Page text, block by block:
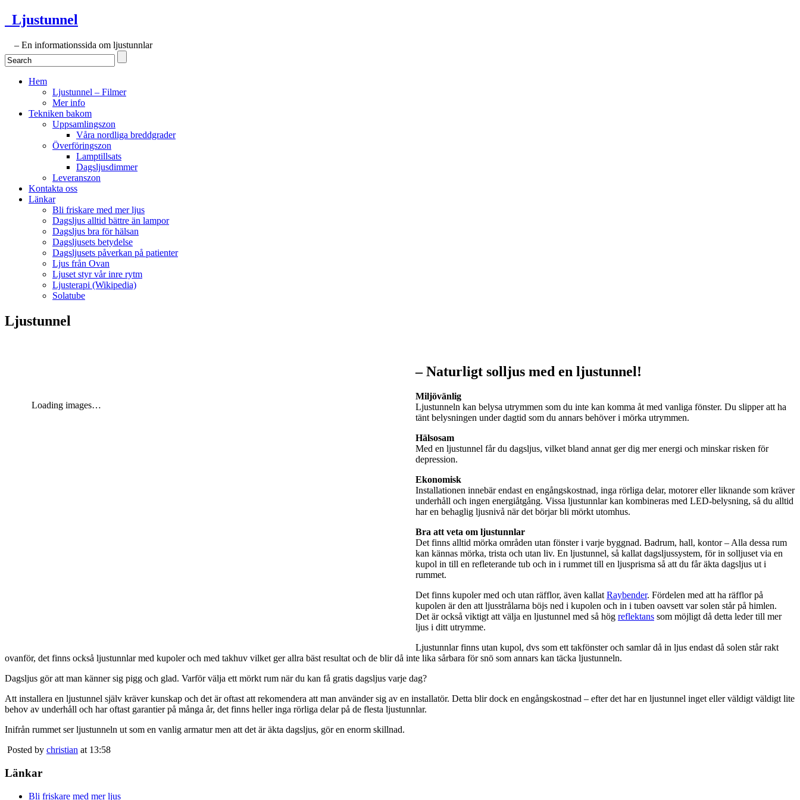
Ljustunnel
– En informationssida om ljustunnlar
Hem
Ljustunnel – Filmer
Mer info
Tekniken bakom
Uppsamlingszon
Våra nordliga breddgrader
Överföringszon
Lamptillsats
Dagsljusdimmer
Leveranszon
Kontakta oss
Länkar
Bli friskare med mer ljus
Dagsljus alltid bättre än lampor
Dagsljus bra för hälsan
Dagsljusets betydelse
Dagsljusets påverkan på patienter
Ljus från Ovan
Ljuset styr vår inre rytm
Ljusterapi (Wikipedia)
Solatube
Ljustunnel
Loading images…
– Naturligt solljus med en ljustunnel!
Miljövänlig
Ljustunneln kan belysa utrymmen som du inte kan komma åt med vanliga fönster. Du slipper att ha
tänt belysningen under dagtid som du annars behöver i mörka utrymmen.
Hälsosam
Med en ljustunnel får du dagsljus, vilket bland annat ger dig mer energi och minskar risken för
depression.
Ekonomisk
Installationen innebär endast en engångskostnad, inga rörliga delar, motorer eller liknande som kräver
underhåll och ingen energiåtgång. Vissa ljustunnlar kan kombineras med LED-belysning, så du alltid
har en behaglig ljusnivå när det börjar bli mörkt utomhus.
Bra att veta om ljustunnlar
Det finns alltid mörka områden utan fönster i varje byggnad. Badrum, hall, kontor – Alla dessa rum
kan kännas mörka, trista och utan liv. En ljustunnel, så kallat dagsljussystem, för in solljuset via en
kupol in till en refleterande tub och in i rummet till en ljusprisma så att du får äkta dagsljus ut i
rummet.
Det finns kupoler med och utan räfflor, även kallatRaybender. Fördelen med att ha räfflor på
kupolen är den att ljusstrålarna böjs ned i kupolen och in i tuben oavsett var solen står på himlen.
Det är också viktigt att välja en ljustunnel med så hög reflektans som möjligt då detta leder till mer
ljus i ditt utrymme.
Ljustunnlar finns utan kupol, dvs som ett takfönster och samlar då in ljus endast då solen står rakt
ovanför, det finns också ljustunnlar med kupoler och med takhuv vilket ger allra bäst resultat och de blir då inte lika sårbara för snö som annars kan täcka ljustunneln.
Dagsljus gör att man känner sig pigg och glad. Varför välja ett mörkt rum när du kan få gratis dagsljus varje dag?
Att installera en ljustunnel själv kräver kunskap och det är oftast att rekomendera att man använder sig av en installatör. Detta blir dock en engångskostnad – efter det har en ljustunnel inget eller väldigt väldigt lite
behov av underhåll och har oftast garantier på många år, det finns heller inga rörliga delar på de flesta ljustunnlar.
Inifrån rummet ser ljustunneln ut som en vanlig armatur men att det är äkta dagsljus, gör en enorm skillnad.
Posted by christian at 13:58
Länkar
Bli friskare med mer ljus